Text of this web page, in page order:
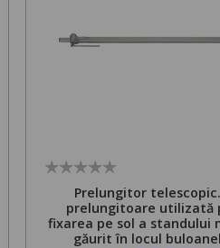
Prelungitor
prelungitoare utilizată
fixarea pe sol a standului
găurit în locul